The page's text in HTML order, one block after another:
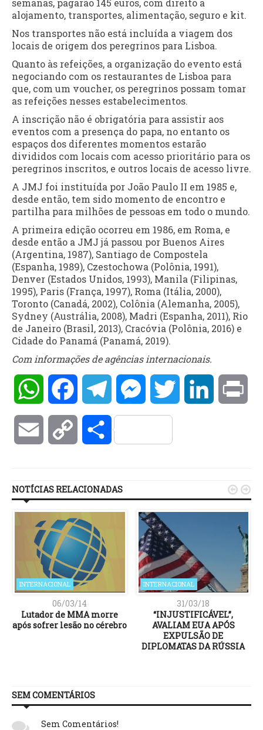
alojamento, transportes, alimentação, seguro e kit.
Nos transportes não está incluída a viagem dos
locais de origem dos peregrinos para Lisboa.
Quanto às refeições, a organização do evento está
negociando com os restaurantes de Lisboa para
que, com um voucher, os peregrinos possam tomar
as refeições nesses estabelecimentos.
A inscrição não é obrigatória para assistir aos
eventos com a presença do papa, no entanto os
espaços dos diferentes momentos estarão
divididos com locais com acesso prioritário para os
peregrinos inscritos, e outros locais de acesso livre.
A JMJ foi instituída por João Paulo II em 1985 e,
desde então, tem sido momento de encontro e
partilha para milhões de pessoas em todo o mundo.
A primeira edição ocorreu em 1986, em Roma, e
desde então a JMJ já passou por Buenos Aires
(Argentina, 1987), Santiago de Compostela
(Espanha, 1989), Czestochowa (Polônia, 1991),
Denver (Estados Unidos, 1993), Manila (Filipinas,
1995), Paris (França, 1997), Roma (Itália, 2000),
Toronto (Canadá, 2002), Colônia (Alemanha, 2005),
Sydney (Austrália, 2008), Madri (Espanha, 2011), Rio
de Janeiro (Brasil, 2013), Cracóvia (Polônia, 2016) e
Cidade do Panamá (Panamá, 2019).
Com informações de agências internacionais.
WhatsAppFacebookTelegramMessengerTwitter LinkedIn
Email Copy Compartilhar
NOTÍCIAS RELACIONADAS
INTERNACIONAL
06/03/14
Lutador de MMA morre
após sofrer lesão no cérebro
INTERNACIONAL
31/03/18
“INJUSTIFICÁVEL”,
AVALIAM EUA APÓS
EXPULSÃO DE
DIPLOMATAS DA RÚSSIA
 
SEM COMENTÁRIOS
Sem Comentários!